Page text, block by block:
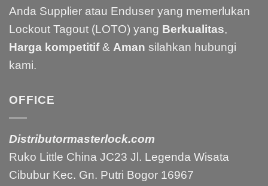
Anda Supplier atau Enduser yang memerlukan
Lockout Tagout (LOTO) yang Berkualitas,
Harga kompetitif& Aman silahkan hubungi
kami.
OFFICE
Distributormasterlock.com
Ruko Little China JC23 Jl. Legenda Wisata
Cibubur Kec. Gn. Putri Bogor 16967